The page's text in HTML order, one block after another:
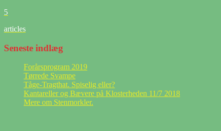
5
articles
Seneste indlæg
Forårsprogram 2019
Tørrede Svampe
Tåge-Tragthat. Spiselig eller?
Kantareller og Bævere på Klosterheden 11/7 2018
Mere om Stenmorkler.